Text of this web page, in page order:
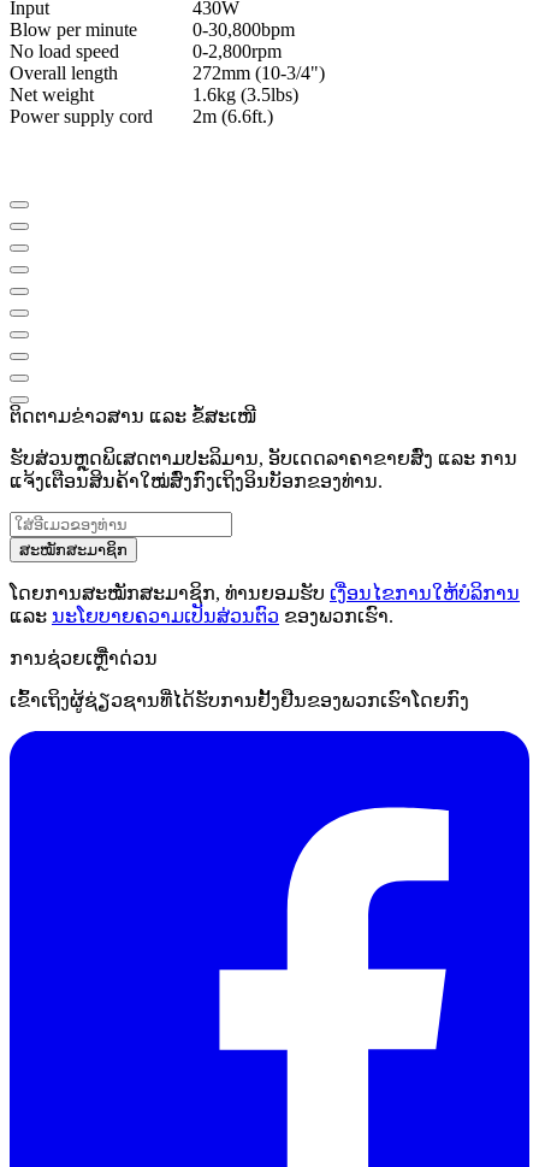
Input
430W
Blow per minute
0-30,800bpm
No load speed
0-2,800rpm
Overall length
272mm (10-3/4")
Net weight
1.6kg (3.5lbs)
Power supply cord
2m (6.6ft.)
ຕິດຕາມຂ່າວສານ ແລະ ຂໍ້ສະເໜີ
ຮັບສ່ວນຫຼຸດພິເສດຕາມປະລິມານ, ອັບເດດລາຄາຂາຍສົ່ງ ແລະ ການ
ແຈ້ງເຕືອນສິນຄ້າໃໝ່ສົ່ງກົງເຖິງອິນບັອກຂອງທ່ານ.
ສະໝັກສະມາຊິກ
ໂດຍການສະໝັກສະມາຊິກ, ທ່ານຍອມຮັບ ເງື່ອນໄຂການໃຫ້ບໍລິການ
ແລະ ນະໂຍບາຍຄວາມເປັນສ່ວນຕົວ ຂອງພວກເຮົາ.
ການຊ່ວຍເຫຼືໍາດ່ວນ
ເຂົ້າເຖິງຜູ້ຊ່ຽວຊານທີ່ໄດ້ຮັບການຢັ້ງຢືນຂອງພວກເຮົາໂດຍກົງ